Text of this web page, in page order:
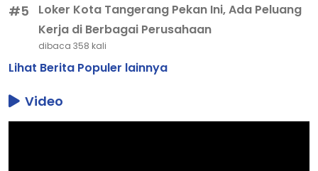
#5
Loker Kota Tangerang Pekan Ini, Ada Peluang
Kerja di Berbagai Perusahaan
dibaca 358 kali
Lihat Berita Populer lainnya
Video